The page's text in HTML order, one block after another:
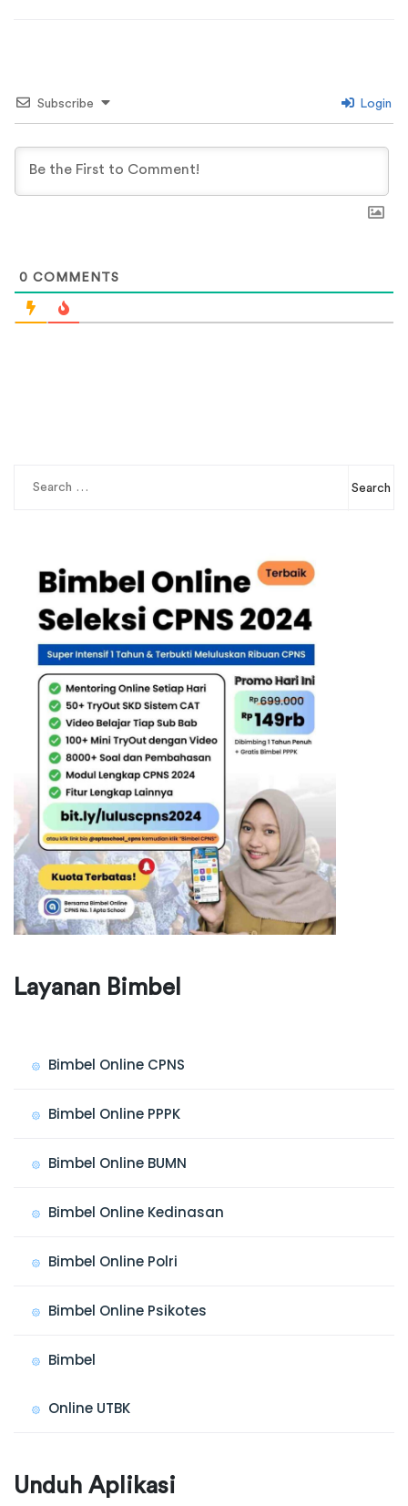
Subscribe Login
0 COMMENTS
Search
Layanan Bimbel
Bimbel Online CPNS
Bimbel Online PPPK
Bimbel Online BUMN
Bimbel Online Kedinasan
Bimbel Online Polri
Bimbel Online Psikotes
Bimbel
Online UTBK
Unduh Aplikasi